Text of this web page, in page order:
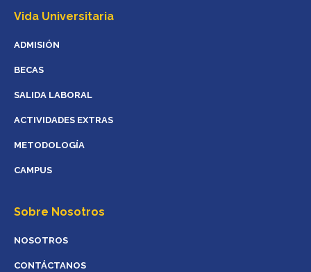
Vida Universitaria
ADMISIÓN
BECAS
SALIDA LABORAL
ACTIVIDADES EXTRAS
METODOLOGÍA
CAMPUS
Sobre Nosotros
NOSOTROS
CONTÁCTANOS